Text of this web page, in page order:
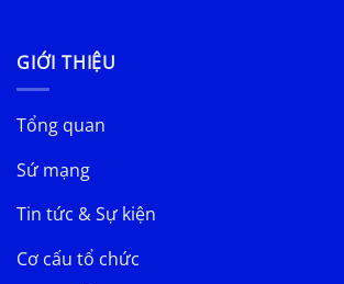
GIỚI THIỆU
Tổng quan
Sứ mạng
Tin tức & Sự kiện
Cơ cấu tổ chức